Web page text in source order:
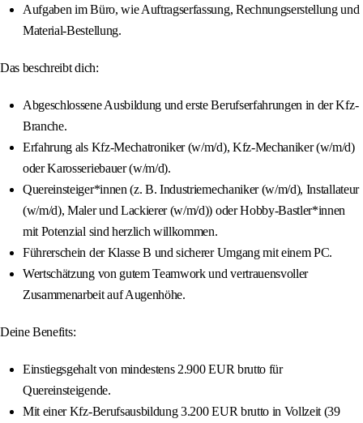
Aufgaben im Büro, wie Auftragserfassung, Rechnungserstellung und
Material-Bestellung.
Das beschreibt dich:
Abgeschlossene Ausbildung und erste Berufserfahrungen in der Kfz-
Branche.
Erfahrung als Kfz-Mechatroniker (w/m/d), Kfz-Mechaniker (w/m/d)
oder Karosseriebauer (w/m/d).
Quereinsteiger*innen (z. B. Industriemechaniker (w/m/d), Installateur
(w/m/d), Maler und Lackierer (w/m/d)) oder Hobby-Bastler*innen
mit Potenzial sind herzlich willkommen.
Führerschein der Klasse B und sicherer Umgang mit einem PC.
Wertschätzung von gutem Teamwork und vertrauensvoller
Zusammenarbeit auf Augenhöhe.
Deine Benefits:
Einstiegsgehalt von mindestens 2.900 EUR brutto für
Quereinsteigende.
Mit einer Kfz-Berufsausbildung 3.200 EUR brutto in Vollzeit (39